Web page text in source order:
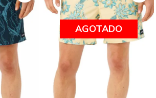
AGOTADO